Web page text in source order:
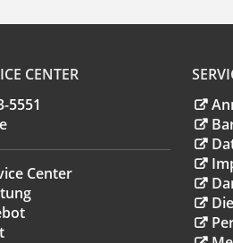
CENTER
5551
Center